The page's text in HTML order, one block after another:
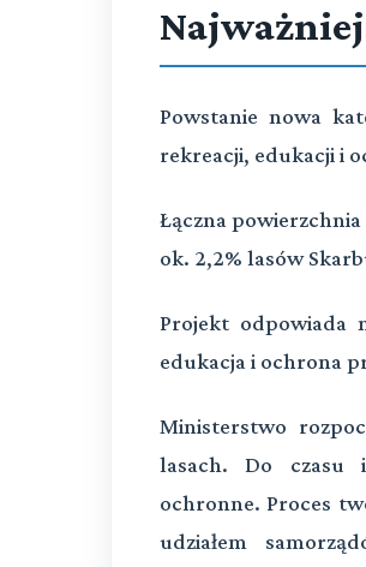
Powstanie nowa
rekreacji, edukacji i
Łączna powierzchnia
ok. 2,2% lasów
Projekt odpowiada
edukacja i ochrona
Ministerstwo
lasach. Do czasu
ochronne. Proces
udziałem